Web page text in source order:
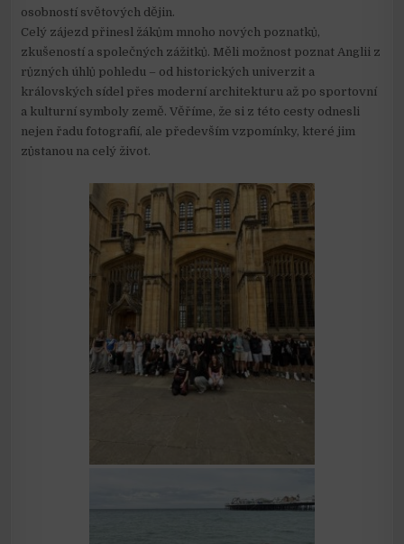
osobností světových dějin.
Celý zájezd přinesl žákům mnoho nových poznatků,
zkušeností a společných zážitků. Měli možnost poznat Anglii z
různých úhlů pohledu – od historických univerzit a
královských sídel přes moderní architekturu až po sportovní
a kulturní symboly země. Věříme, že si z této cesty odnesli
nejen řadu fotografií, ale především vzpomínky, které jim
zůstanou na celý život.